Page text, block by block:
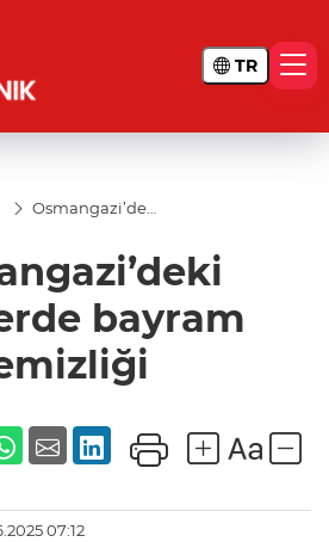
TR
Osmangazi’deki
temizliği
bayram
07:12